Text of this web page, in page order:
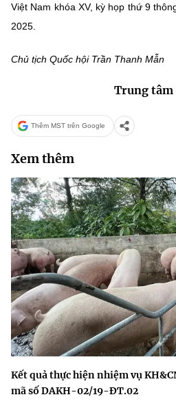
Việt Nam khóa XV, kỳ họp thứ 9
2025.
Chủ tịch Quốc hội Trần Thanh Mẫn
Trung tâm
Thêm MST trên Google
Xem thêm
Kết quả thực hiện nhiệm vụ
mã số DAKH-02/19-ĐT.02